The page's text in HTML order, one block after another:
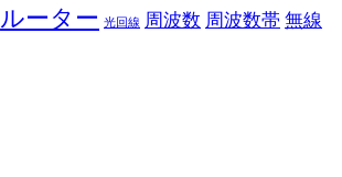
ルーター 光回線 周波数 周波数帯 無線